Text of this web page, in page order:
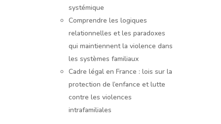
systémique
Comprendre les logiques
relationnelles et les paradoxes
qui maintiennent la violence dans
les systèmes familiaux
Cadre légal en France : lois sur la
protection de l’enfance et lutte
contre les violences
intrafamiliales